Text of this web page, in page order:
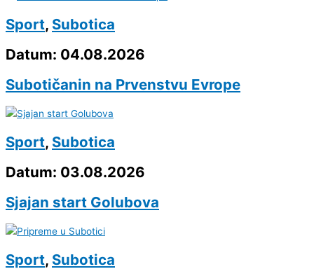
Sport, Subotica
Datum: 04.08.2026
Subotičanin na Prvenstvu Evrope
Sport, Subotica
Datum: 03.08.2026
Sjajan start Golubova
Sport, Subotica